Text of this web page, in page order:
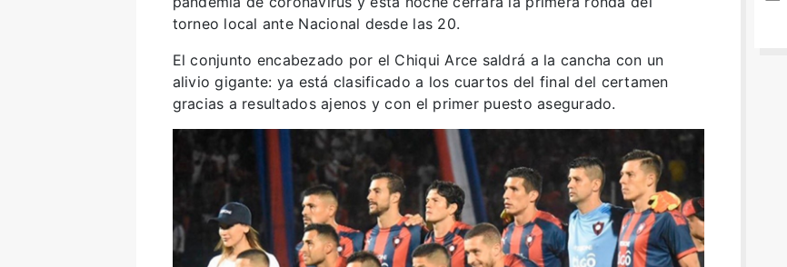
torneo local ante Nacional desde las 20.
El conjunto encabezado por el Chiqui Arce saldrá a la cancha con un
alivio gigante: ya está clasificado a los cuartos del final del certamen
gracias a resultados ajenos y con el primer puesto asegurado.